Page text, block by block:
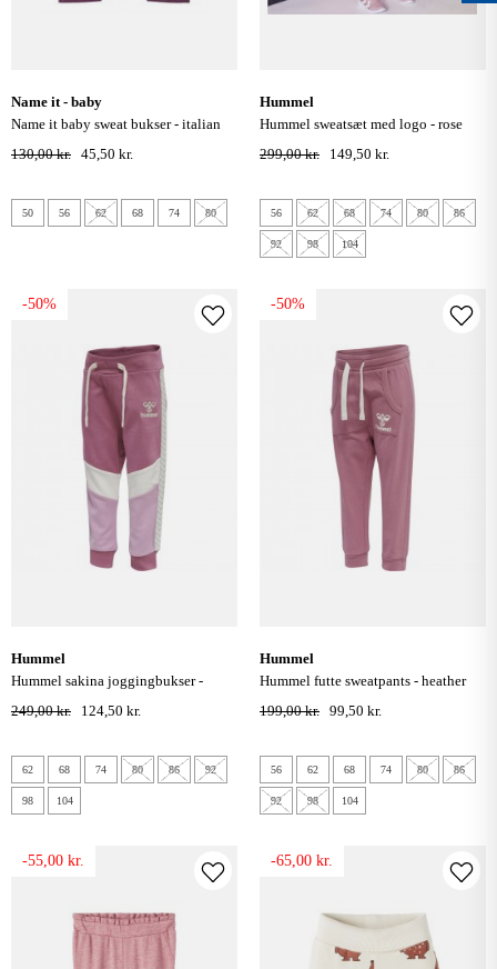
name it - baby
name it baby sweat bukser - italian
plum
130,00 kr. 45,50 kr.
50 56 62 68 74 80
hummel
hummel sweatsæt med logo - rose
gold
299,00 kr. 149,50 kr.
56 62 68 74 80 86
92 98 104
-50%
hummel
hummel sakina joggingbukser -
heather rose
249,00 kr. 124,50 kr.
62 68 74 80 86 92
98 104
-50%
hummel
hummel futte sweatpants - heather
rose
199,00 kr. 99,50 kr.
56 62 68 74 80 86
92 98 104
-55,00 kr. -65,00 kr.